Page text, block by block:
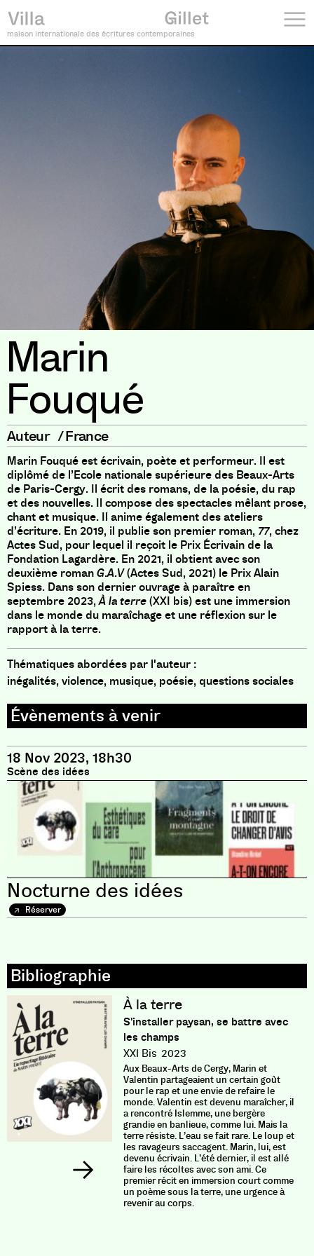
maison internationale des écritures contemporaines
Marin
Fouqué
Auteur /France
Marin Fouqué est écrivain, poète et performeur. Il est
diplômé de l’Ecole nationale supérieure des Beaux-Arts
de Paris-Cergy. Il écrit des romans, de la poésie, du rap
et des nouvelles. Il compose des spectacles mêlant prose,
chant et musique. Il anime également des ateliers
d’écriture. En 2019, il publie son premier roman, 77, chez
Actes Sud, pour lequel il reçoit le Prix Écrivain de la
Fondation Lagardère. En 2021, il obtient avec son
deuxième romanG.A.V(Actes Sud, 2021) le Prix Alain
Spiess. Dans son dernier ouvrage à paraître en
septembre 2023,À la terre(XXI bis) est une immersion
dans le monde du maraîchage et une réflexion sur le
rapport à la terre.
Thématiques abordées par l'auteur :
inégalités, violence, musique, poésie, questions sociales
18 Nov 2023, 18h30
Scène des idées
Nocturne des idées
Réserver
À la terre
S'installer paysan, se battre avec
les champs
XXI Bis 2023
Aux Beaux-Arts de Cergy, Marin et
Valentin partageaient un certain goût
pour le rap et une envie de refaire le
monde. Valentin est devenu maraîcher, il
a rencontré Islemme, une bergère
grandie en banlieue, comme lui. Mais la
terre résiste. L’eau se fait rare. Le loup et
les ravageurs saccagent. Marin, lui, est
devenu écrivain. L’été dernier, il est allé
faire les récoltes avec son ami. Ce
premier récit en immersion court comme
un poème sous la terre, une urgence à
revenir au corps.